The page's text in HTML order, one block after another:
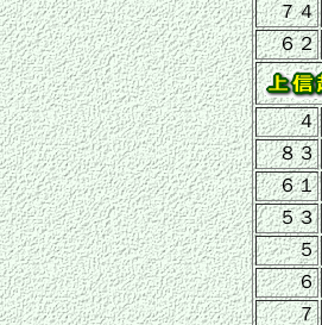
７４
６２
４
８３
６１
５３
５
６
７